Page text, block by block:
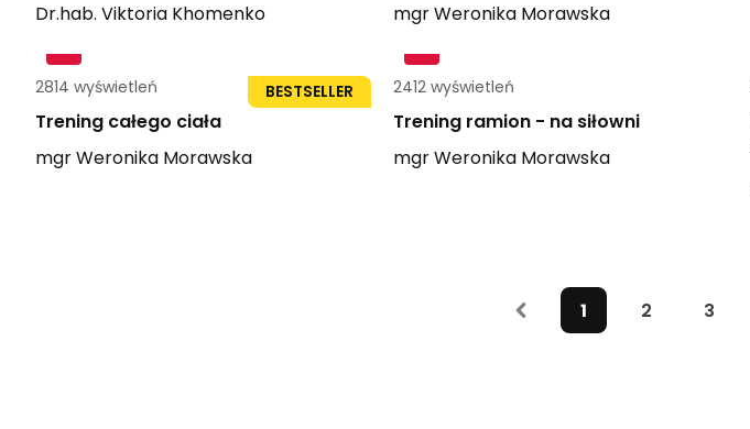
Dr.hab. Viktoria Khomenko
mgrWeronika Morawska
BESTSELLER
2814 wyświetleń
Trening całego ciała
mgrWeronika Morawska
2412 wyświetleń
Trening ramion - na siłowni
mgrWeronika Morawska
1 2 3